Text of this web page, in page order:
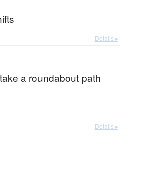
Details ▸
a roundabout path
Details ▸